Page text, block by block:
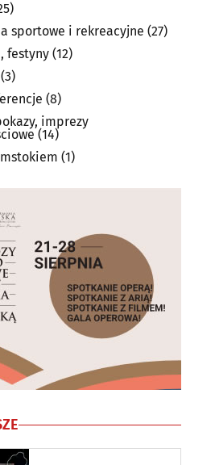
sportowe i rekreacyjne (27)
festyny (12)
(3)
(8)
imprezy
(14)
(1)